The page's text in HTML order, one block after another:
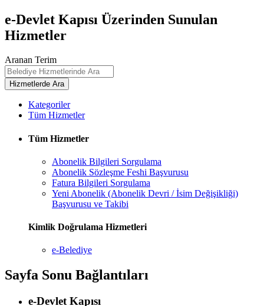
e-Devlet Kapısı Üzerinden Sunulan
Hizmetler
Aranan Terim
Kategoriler
Tüm Hizmetler
Tüm Hizmetler
Abonelik Bilgileri Sorgulama
Abonelik Sözleşme Feshi Başvurusu
Fatura Bilgileri Sorgulama
Yeni Abonelik (Abonelik Devri / İsim Değişikliği)
Başvurusu ve Takibi
Kimlik Doğrulama Hizmetleri
e-Belediye
Sayfa Sonu Bağlantıları
e-Devlet Kapısı